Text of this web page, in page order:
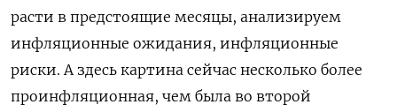
расти в предстоящие месяцы, анализируем
инфляционные ожидания, инфляционные
риски. А здесь картина сейчас несколько более
проинфляционная, чем была во второй